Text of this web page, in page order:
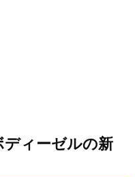
ィーゼルの新